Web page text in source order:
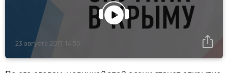
23 августа 2017, 14:50